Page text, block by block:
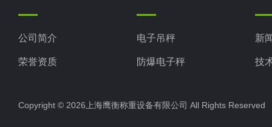
公司简介
荣誉资质
电子吊秤
防爆电子秤
电子汽车衡
新
技
Copyright © 2026上海鹰衡称重设备有限公司 All Rights